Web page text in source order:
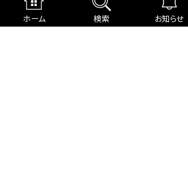
ホーム 検索 お知らせ